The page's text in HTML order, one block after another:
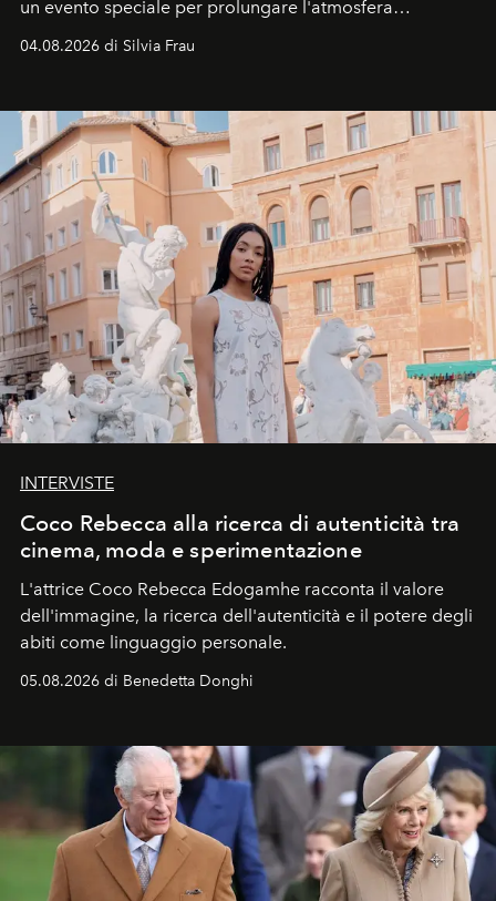
un evento speciale per prolungare l'atmosfera
04.08.2026 di Silvia Frau
INTERVISTE
Coco Rebecca alla ricerca di autenticità tra
cinema, moda e sperimentazione
L'attrice Coco Rebecca Edogamhe racconta il valore
dell'immagine, la ricerca dell'autenticità e il potere degli
abiti come linguaggio personale.
05.08.2026 di Benedetta Donghi